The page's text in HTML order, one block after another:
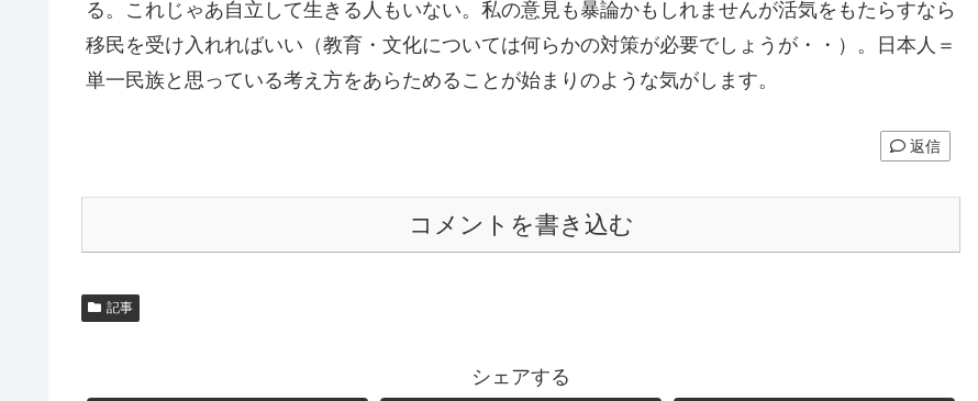
る。これじゃあ自立して生きる人もいない。私の意見も暴論かもしれませんが活気をもたらすなら
移民を受け入れればいい（教育・文化については何らかの対策が必要でしょうが・・）。日本人＝
単一民族と思っている考え方をあらためることが始まりのような気がします。
返信
コメントを書き込む
記事
シェアする